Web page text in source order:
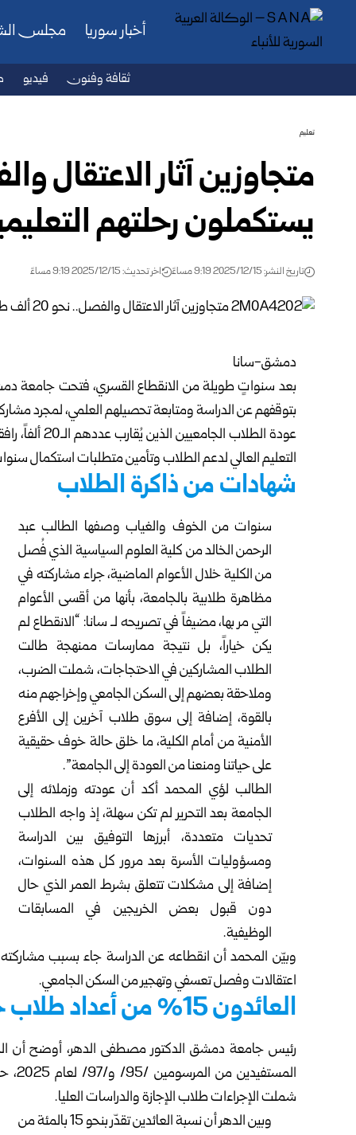
أخبار سوريا مجلس
ثقافة وفنون فيديو
تعليم
يستكملون رحلتهم
تاريخ النشر: 2025/12/15 9:19 مساءً اخر تحديث: 2025/12/15 9:19 مساءً
دمشق-سانا
بعد سنواتٍ طويلة من الانقطاع القسري، فتحتجامعة
بتوقفهم عن الدراسة ومتابعة تحصيلهم العلمي، لمجرد
عودة الطلاب
التعليم العالي لدعم الطلاب وتأمين متطلبات استكمال
شهادات من ذاكرة الطلاب
سنوات من الخوف والغياب وصفها الطالب عبد
الرحمن الخالد من كلية العلوم السياسية الذي فُصل
من الكلية خلال الأعوام الماضية، جراء مشاركته في
مظاهرة طلابية بالجامعة، بأنها من أقسى الأعوام
التي مر بها، مضيفاً في تصريحه لـ سانا: “الانقطاع لم
يكن خياراً، بل نتيجة ممارسات ممنهجة طالت
الطلاب المشاركين في الاحتجاجات، شملت الضرب،
وملاحقة بعضهم إلى السكن الجامعي وإخراجهم منه
بالقوة، إضافة إلى سوق طلاب آخرين إلى الأفرع
الأمنية من أمام الكلية، ما خلق حالة خوف حقيقية
على حياتنا ومنعنا من العودة إلى الجامعة”.
الطالب لؤي المحمد أكد أن عودته وزملائه إلى
الجامعة بعد التحرير لم تكن سهلة، إذ واجه الطلاب
تحديات متعددة، أبرزها التوفيق بين الدراسة
ومسؤوليات الأسرة بعد مرور كل هذه السنوات،
إضافة إلى مشكلات تتعلق بشرط العمر الذي حال
دون قبول بعض الخريجين في المسابقات
الوظيفية.
وبيّن المحمد أن انقطاعه عن الدراسة جاء بسبب
اعتقالات وفصل تعسفي وتهجير من السكن الجامعي.
العائدون 15% من أعداد طلاب جامعة دمشق
رئيس جامعة دمشق الدكتور مصطفى الدهر، أوضح أن
شملت الإجراءات طلاب الإجازة والدراسات العليا.
وبين الدهر أن نسبة العائدين تقدّر بنحو 15 بالمئة من